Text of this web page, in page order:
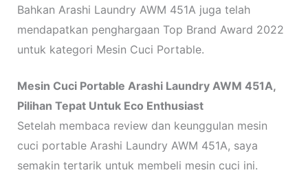
Bahkan Arashi Laundry AWM 451A juga telah
mendapatkan penghargaan Top Brand Award 2022
untuk kategori Mesin Cuci Portable.
Mesin Cuci Portable Arashi Laundry AWM 451A,
Pilihan Tepat Untuk Eco Enthusiast
Setelah membaca review dan keunggulan mesin
cuci portable Arashi Laundry AWM 451A, saya
semakin tertarik untuk membeli mesin cuci ini.